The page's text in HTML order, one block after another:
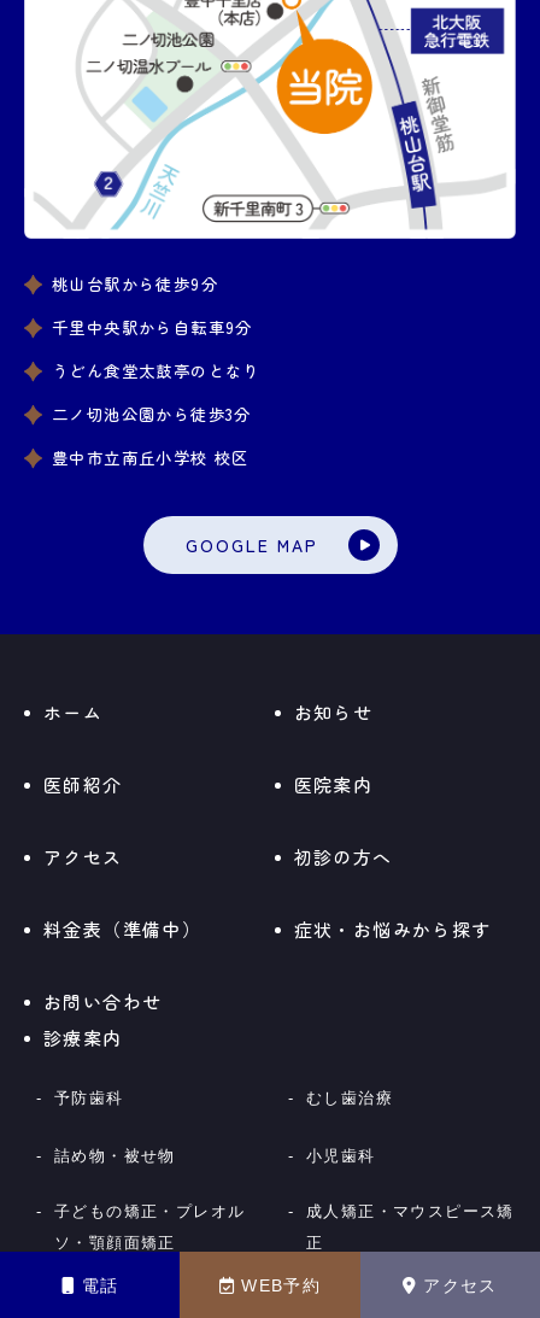
電話 WEB予約 アクセス
桃山台駅から徒歩9分
千里中央駅から自転車9分
うどん食堂太鼓亭のとなり
二ノ切池公園から徒歩3分
豊中市立南丘小学校 校区
GOOGLE MAP
ホーム お知らせ
医師紹介 医院案内
アクセス 初診の方へ
料金表（準備中） 症状・お悩みから探す
お問い合わせ
診療案内
予防歯科 むし歯治療
詰め物・被せ物 小児歯科
子どもの矯正・プレオル
ソ・顎顔面矯正
成人矯正・マウスピース矯
正